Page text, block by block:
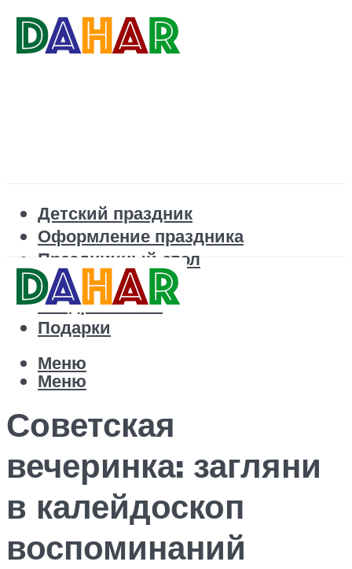
Детский праздник
Оформление праздника
Праздничный стол
Корпоратив
Поздравления
Подарки
Меню
Меню
Советская
вечеринка: загляни
в калейдоскоп
воспоминаний